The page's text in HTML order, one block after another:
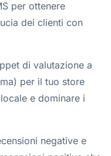
per ottenere
dei clienti con
di valutazione a
per il tuo store
e dominare i
negative e